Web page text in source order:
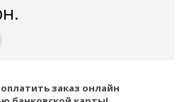
заказ онлайн